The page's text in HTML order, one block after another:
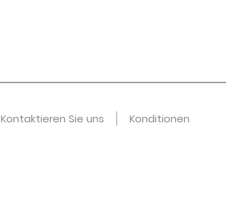
Kontaktieren Sie uns Konditionen